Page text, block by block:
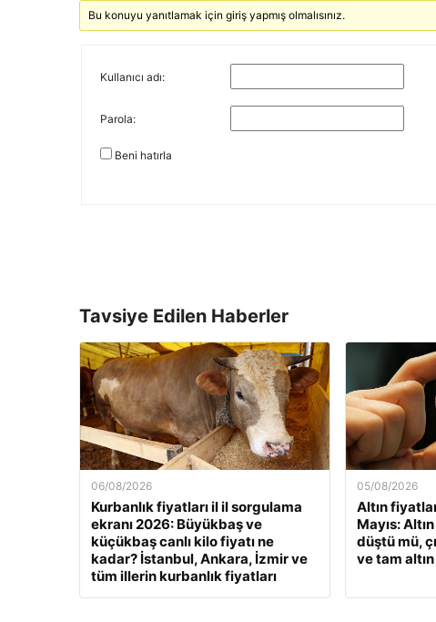
Bu konuyu yanıtlamak için giriş yapmış olmalısınız.
Kullanıcı adı:
Parola:
Beni hatırla
Tavsiye Edilen Haberler
06/08/2026
Kurbanlık fiyatları il il sorgulama
ekranı 2026: Büyükbaş ve
küçükbaş canlı kilo fiyatı ne
kadar? İstanbul, Ankara, İzmir ve
tüm illerin kurbanlık fiyatları
05/08/2026
Altın
Mayıs:
düştü mü,
ve tam altın